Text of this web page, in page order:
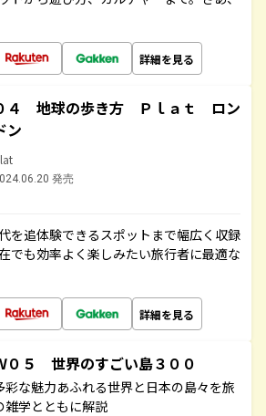
詳細を見る
４ 地球の歩き方 Ｐｌａｔ ロン
ン
発売
を追体験できるスポットまで幅広く収録
でも効率よく楽しみたい旅行者に最適な
詳細を見る
０５ 世界のすごい島３００
彩な魅力あふれる世界と日本の島々を旅
雑学とともに解説